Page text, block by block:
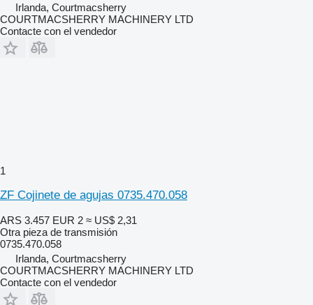
Irlanda, Courtmacsherry
COURTMACSHERRY MACHINERY LTD
Contacte con el vendedor
1
ZF Cojinete de agujas 0735.470.058
ARS 3.457 EUR 2 ≈ US$ 2,31
Otra pieza de transmisión
0735.470.058
Irlanda, Courtmacsherry
COURTMACSHERRY MACHINERY LTD
Contacte con el vendedor